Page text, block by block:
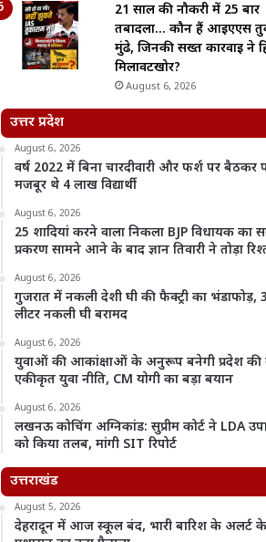
21 साल की नौकरी में 25 बार
तबादला… कौन हैं आईएएस
मुंढे, जिनकी सख्त कार्रवाई ने
मिलावटखोर?
August 6, 2026
उत्तर प्रदेश
August 6, 2026
वर्ष 2022 में बिना चारदीवारी और फर्श पर बैठकर
मजबूर थे 4 लाख विद्यार्थी
August 6, 2026
25 शादियां करने वाला निकला BJP विधायक का
प्रकरण सामने आने के बाद ज्ञान तिवारी ने तोड़ा
August 6, 2026
गुजरात में नकली देशी घी की फैक्ट्री का भंडाफोड़,
लीटर नकली घी बरामद
August 6, 2026
युवाओं की आकांक्षाओं के अनुरूप बनेगी प्रदेश की
एकीकृत युवा नीति, CM योगी का बड़ा बयान
August 6, 2026
लखनऊ कोचिंग अग्निकांड: सुप्रीम कोर्ट ने LDA
को किया तलब, मांगी SIT रिपोर्ट
उत्तराखंड
August 5, 2026
देहरादून में आज स्कूल बंद, भारी बारिश के अलर्ट